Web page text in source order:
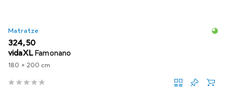
Matratze
EUR
324,50
vidaXL Famonano
180 x 200 cm